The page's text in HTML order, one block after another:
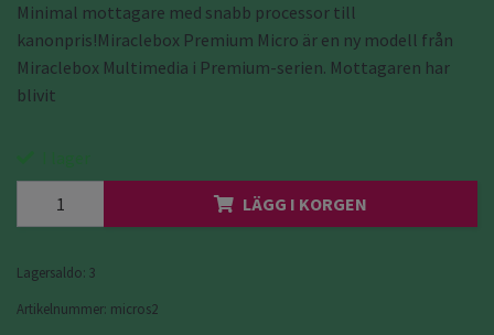
Minimal mottagare med snabb processor till
kanonpris!Miraclebox Premium Micro är en ny modell från
Miraclebox Multimedia i Premium-serien. Mottagaren har
blivit
LÄGG I KORGEN
Lagersaldo: 3
Artikelnummer: micros2